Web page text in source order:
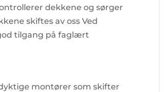
dekkene og sørger
skiftes av oss Ved
tilgang på faglært
montører som skifter